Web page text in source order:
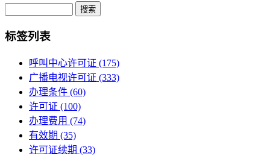
Search
标签列表
呼叫中心许可证 (175)
广播电视许可证 (333)
办理条件 (60)
许可证 (100)
办理费用 (74)
有效期 (35)
许可证续期 (33)